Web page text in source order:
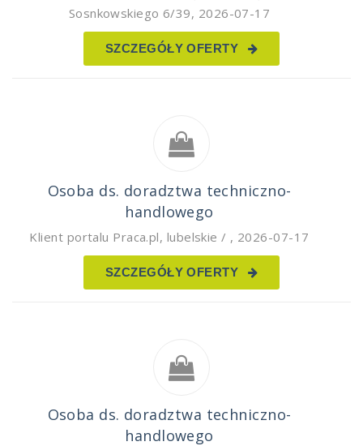
Sosnkowskiego 6/39, 2026-07-17
SZCZEGÓŁY OFERTY
Osoba ds. doradztwa techniczno-
handlowego
Klient portalu Praca.pl, lubelskie / , 2026-07-17
SZCZEGÓŁY OFERTY
Osoba ds. doradztwa techniczno-
handlowego